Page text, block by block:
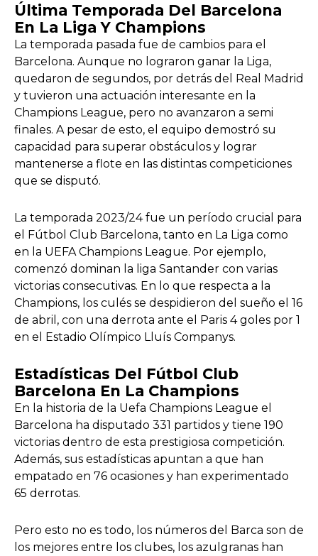
Última Temporada Del Barcelona
En La Liga Y Champions
La temporada pasada fue de cambios para el
Barcelona. Aunque no lograron ganar la Liga,
quedaron de segundos, por detrás del Real Madrid
y tuvieron una actuación interesante en la
Champions League, pero no avanzaron a semi
finales. A pesar de esto, el equipo demostró su
capacidad para superar obstáculos y lograr
mantenerse a flote en las distintas competiciones
que se disputó.
La temporada 2023/24 fue un período crucial para
el Fútbol Club Barcelona, tanto en La Liga como
en la UEFA Champions League. Por ejemplo,
comenzó dominan la liga Santander con varias
victorias consecutivas. En lo que respecta a la
Champions, los culés se despidieron del sueño el 16
de abril, con una derrota ante el Paris 4 goles por 1
en el Estadio Olímpico Lluís Companys.
Estadísticas Del Fútbol Club
Barcelona En La Champions
En la historia de la Uefa Champions League el
Barcelona ha disputado 331 partidos y tiene 190
victorias dentro de esta prestigiosa competición.
Además, sus estadísticas apuntan a que han
empatado en 76 ocasiones y han experimentado
65 derrotas.
Pero esto no es todo, los números del Barca son de
los mejores entre los clubes, los azulgranas han